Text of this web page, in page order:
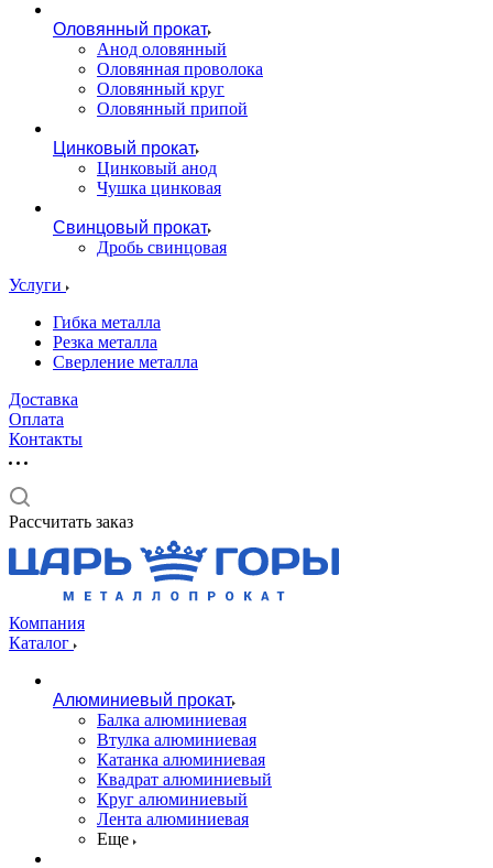
Оловянный прокат
Анод оловянный
Оловянная проволока
Оловянный круг
Оловянный припой
Цинковый прокат
Цинковый анод
Чушка цинковая
Свинцовый прокат
Дробь свинцовая
Услуги
Гибка металла
Резка металла
Сверление металла
Доставка
Оплата
Контакты
Рассчитать заказ
Компания
Каталог
Алюминиевый прокат
Балка алюминиевая
Втулка алюминиевая
Катанка алюминиевая
Квадрат алюминиевый
Круг алюминиевый
Лента алюминиевая
Еще